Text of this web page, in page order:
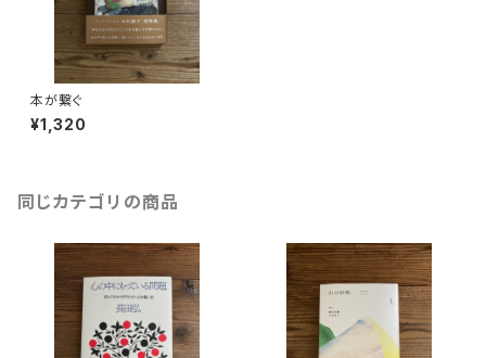
本が繋ぐ
¥1,320
同じカテゴリの商品